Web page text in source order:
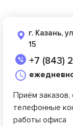
г. Казань,
15
+7 (843)
Приём заказов,
телефонные
работы офиса